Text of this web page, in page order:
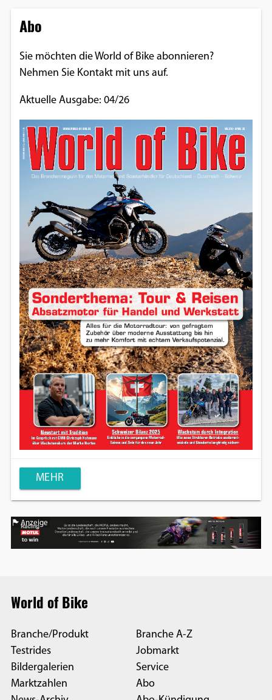
Abo
Sie möchten die World of Bike abonnieren?
Nehmen Sie Kontakt mit uns auf.
Aktuelle Ausgabe: 04/26
MEHR
Anzeige
World of Bike
Branche/Produkt
Testrides
Bildergalerien
Marktzahlen
Branche A-Z
Jobmarkt
Service
Abo